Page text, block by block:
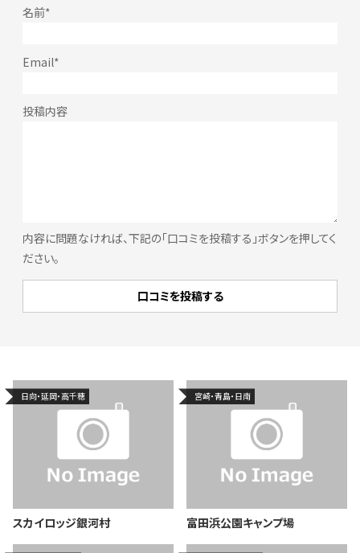
内容に問題なければ、下記の「口コミを投稿する」ボタンを押してく
ださい。
日向・延岡・高千穂
スカイロッジ銀河村
宮崎・青島・日南
富田浜公園キャンプ場